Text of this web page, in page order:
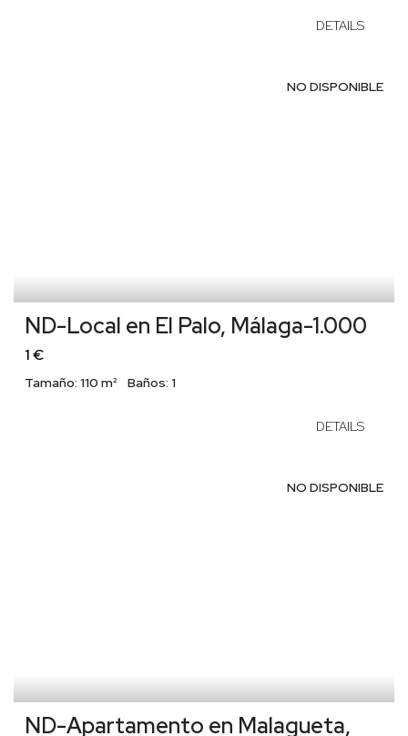
DETAILS
NO DISPONIBLE
ND-Local en El Palo, Málaga-1.000
1 €
Tamaño: 110 m² Baños: 1
DETAILS
NO DISPONIBLE
ND-Apartamento en Malagueta,